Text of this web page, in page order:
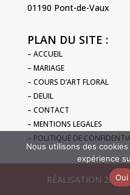
01190 Pont-de-Vaux
PLAN DU SITE :
– ACCUEIL
– MARIAGE
– COURS D’ART FLORAL
– DEUIL
– CONTACT
– MENTIONS LEGALES
– POLITIQUE DE
RÉALISATION 2024
Nous utilisons des
expérience
Oui